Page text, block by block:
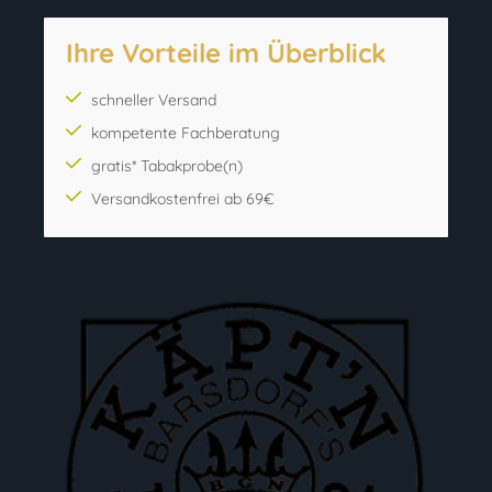
Ihre Vorteile im Überblick
schneller Versand
kompetente Fachberatung
gratis* Tabakprobe(n)
Versandkostenfrei ab 69€